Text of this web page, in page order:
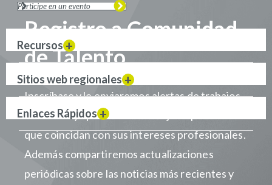
Registro a Comunidad
de Talento
Inscríbase y le enviaremos alertas de trabajos
cuando haya puestos de trabajo disponibles
que coincidan con sus intereses profesionales.
Además compartiremos actualizaciones
periódicas sobre las noticias más recientes y
Participe en un evento
Recursos
Sitios web regionales
Enlaces Rápidos